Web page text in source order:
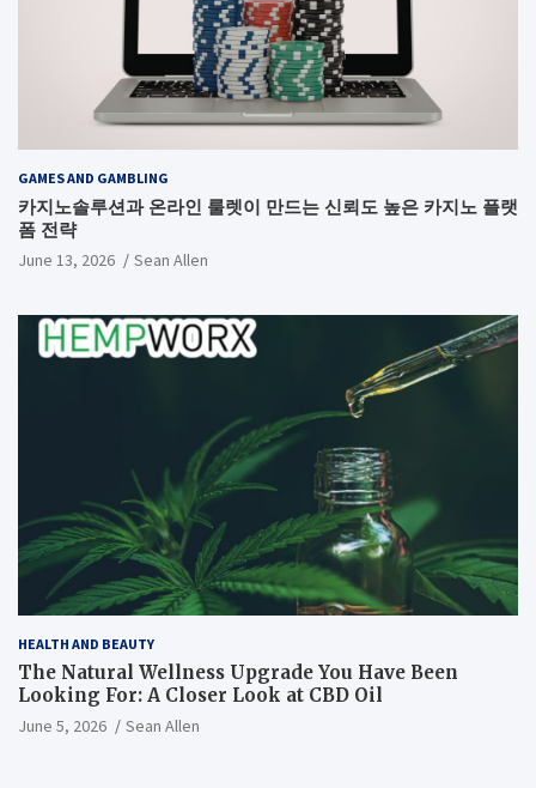
GAMES AND GAMBLING
카지노솔루션과 온라인 룰렛이 만드는 신뢰도 높은 카지노 플랫
폼 전략
June 13, 2026 Sean Allen
HEALTH AND BEAUTY
The Natural Wellness Upgrade You Have Been
Looking For: A Closer Look at CBD Oil
June 5, 2026 Sean Allen